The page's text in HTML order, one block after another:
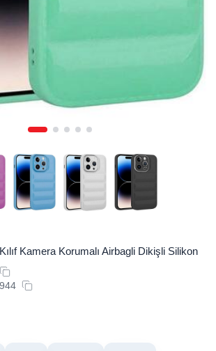
Kamera Korumalı Airbagli Dikişli Silikon